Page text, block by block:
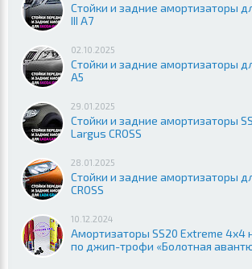
Стойки и задние амортизаторы
III A7
02.10.2025
Стойки и задние амортизаторы
A5
29.01.2025
Стойки и задние амортизаторы
Largus CROSS
28.01.2025
Стойки и задние амортизаторы
CROSS
10.12.2024
Амортизаторы SS20 Extreme 4x4
по джип-трофи «Болотная